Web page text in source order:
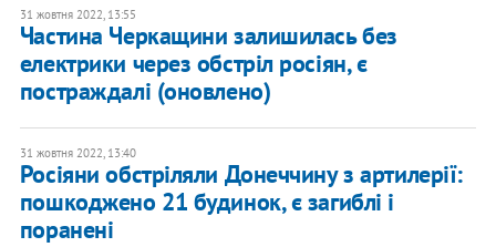
31 жовтня 2022, 13:55
Частина Черкащини залишилась без
електрики через обстріл росіян, є
постраждалі (оновлено)
31 жовтня 2022, 13:40
Росіяни обстріляли Донеччину з артилерії:
пошкоджено 21 будинок, є загиблі і
поранені